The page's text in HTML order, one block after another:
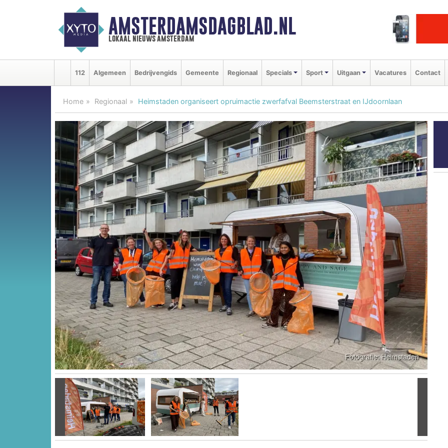
AMSTERDAMSDAGBLAD.NL
lokaal nieuws amsterdam
112 Algemeen Bedrijvengids Gemeente Regionaal Specials Sport Uitgaan Vacatures Contact
Home Regionaal Heimstaden organiseert opruimactie zwerfafval Beemsterstraat en IJdoornlaan
Vorige